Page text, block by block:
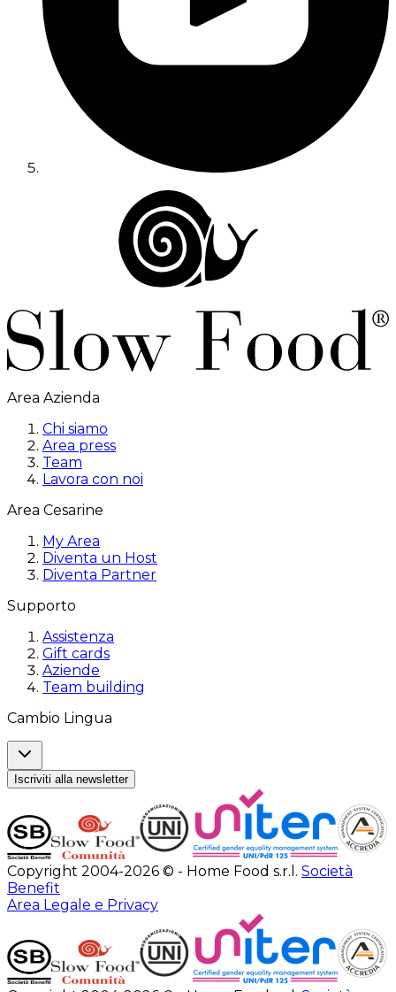
Area Azienda
Chi siamo
Area press
Team
Lavora con noi
Area Cesarine
My Area
Diventa un Host
Diventa Partner
Supporto
Assistenza
Gift cards
Aziende
Team building
Cambio Lingua
Iscriviti alla newsletter
Copyright 2004-2026 © - Home Food s.r.l. Società
Benefit
Area Legale e Privacy